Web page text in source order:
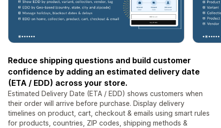
Reduce shipping questions and build customer
confidence by adding an estimated delivery date
(ETA / EDD) across your store.
Estimated Delivery Date (ETA / EDD) shows customers when
their order will arrive before purchase. Display delivery
timelines on product, cart, checkout & emails using smart rules
for products, countries, ZIP codes, shipping methods &